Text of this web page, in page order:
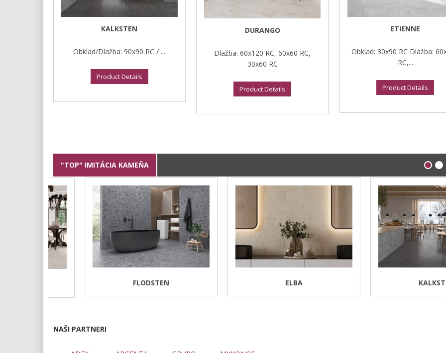
KALKSTEN
Obklad/Dlažba: 90x90 RC / ...
Product Details
DURANGO
Dlažba: 60x120 RC, 60x60 RC,
30x60 RC
Product Details
ETIENNE
Obklad: 30x90 RC Dlažba:
RC,...
Product Details
"TOP" IMITÁCIA KAMEŇA
FLODSTEN KALKSTEN
NAŠI PARTNERI